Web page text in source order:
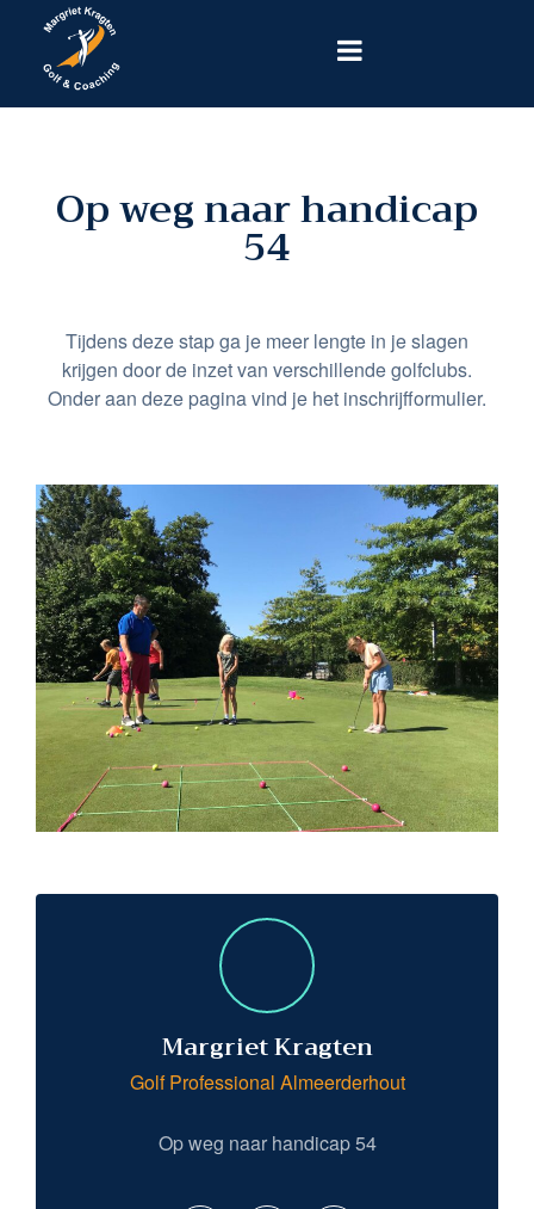
Op weg naar handicap
54
Tijdens deze stap ga je meer lengte in je slagen
krijgen door de inzet van verschillende golfclubs.
Onder aan deze pagina vind je het inschrijfformulier.
Margriet Kragten
Golf Professional Almeerderhout
Op weg naar handicap 54